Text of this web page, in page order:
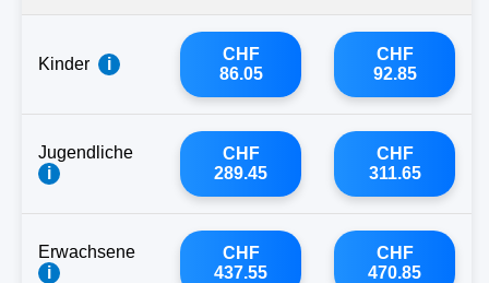
Kinder i
CHF
86.05
CHF
92.85
Jugendliche
i
CHF
289.45
CHF
311.65
Erwachsene
i
CHF
437.55
CHF
470.85